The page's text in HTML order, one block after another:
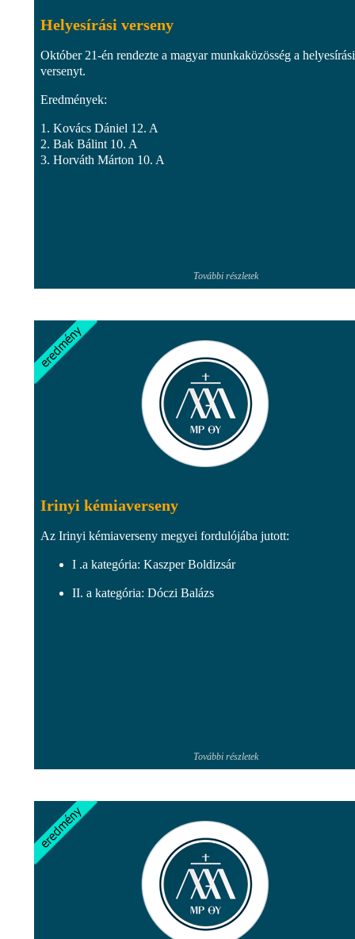
Helyesírási verseny
Október 21-én rendezte a magyar munkaközösség a helyesírási
versenyt.
Eredmények:
1. Kovács Dániel 12. A
2. Bak Bálint 10. A
3. Horváth Márton 10. A
További részletek
Irinyi kémiaverseny
Az Irinyi kémiaverseny megyei fordulójába jutott:
I .a kategória: Kaszper Boldizsár
II. a kategória: Dóczi Balázs
További részletek